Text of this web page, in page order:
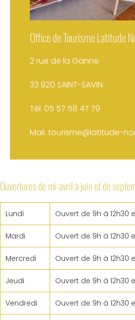
Office de Tourisme Latitude
2 rue de la Ganne
33 920 SAINT-SAVIN
Tél. 05 57 58 47 79
Mail. tourisme@latitude-
Ouvertures de mi-avril à juin et de
Lundi Ouvert de 9h à 12h30
Mardi Ouvert de 9h à 12h30
Mercredi Ouvert de 9h à 12h30
Jeudi Ouvert de 9h à 12h30
Vendredi Ouvert de 9h à 12h30